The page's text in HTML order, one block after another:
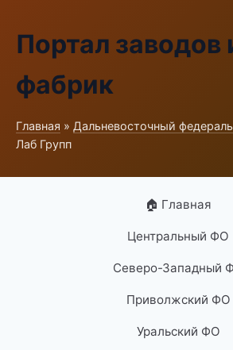
Портал заводов
фабрик
Главная » Дальневосточный
Лаб Групп
🏠 Главная
Центральный ФО
Северо-Западный
Приволжский ФО
Уральский ФО